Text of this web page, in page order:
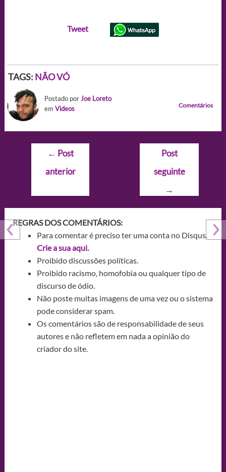
Tweet
TAGS: NÃO VÓ
Postado porJoe Loreto
em Videos Comentários
Navegação
Post
← Post
anterior
Post
seguinte
→
REGRAS DOS COMENTÁRIOS:
Para comentar é preciso ter uma conta no Disqus.
Crie a sua aqui.
Proibido discussões políticas.
Proibido racismo, homofobia ou qualquer tipo de
discurso de ódio.
Não poste muitas imagens de uma vez ou o sistema
pode considerar spam.
Os comentários são de responsabilidade de seus
autores e não refletem em nada a opinião do
criador do site.